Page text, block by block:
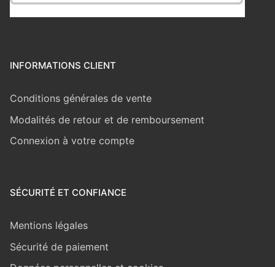
INFORMATIONS CLIENT
Conditions générales de vente
Modalités de retour et de remboursement
Connexion à votre compte
SÉCURITÉ ET CONFIANCE
Mentions légales
Sécurité de paiement